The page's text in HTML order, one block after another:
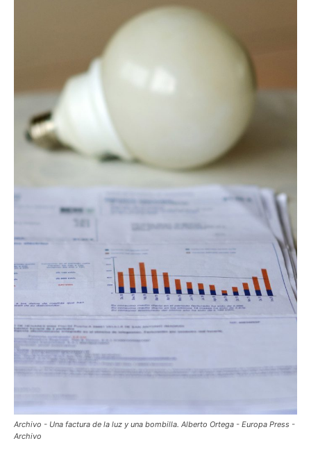
Archivo - Una factura de la luz y una bombilla. Alberto Ortega - Europa Press -
Archivo